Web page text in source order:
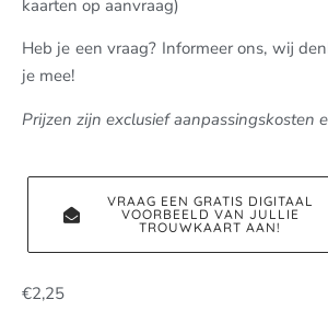
kaarten op aanvraag)
Heb je een vraag? Informeer ons, wij
je mee!
Prijzen zijn exclusief aanpassingskosten
VRAAG EEN GRATIS DIGITAAL
VOORBEELD VAN JULLIE
TROUWKAART AAN!
€2,25